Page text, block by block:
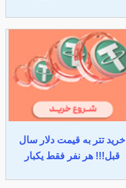
خرید تتر به قیمت دلار سال
قبل!!! هر نفر فقط یکبار